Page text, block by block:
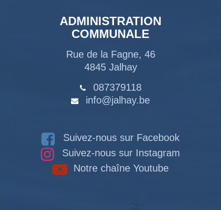
ADMINISTRATION
COMMUNALE
Rue de la Fagne, 46
4845 Jalhay
087379118
info@jalhay.be
Suivez-nous sur Facebook
Suivez-nous sur Instagram
Notre chaîne Youtube